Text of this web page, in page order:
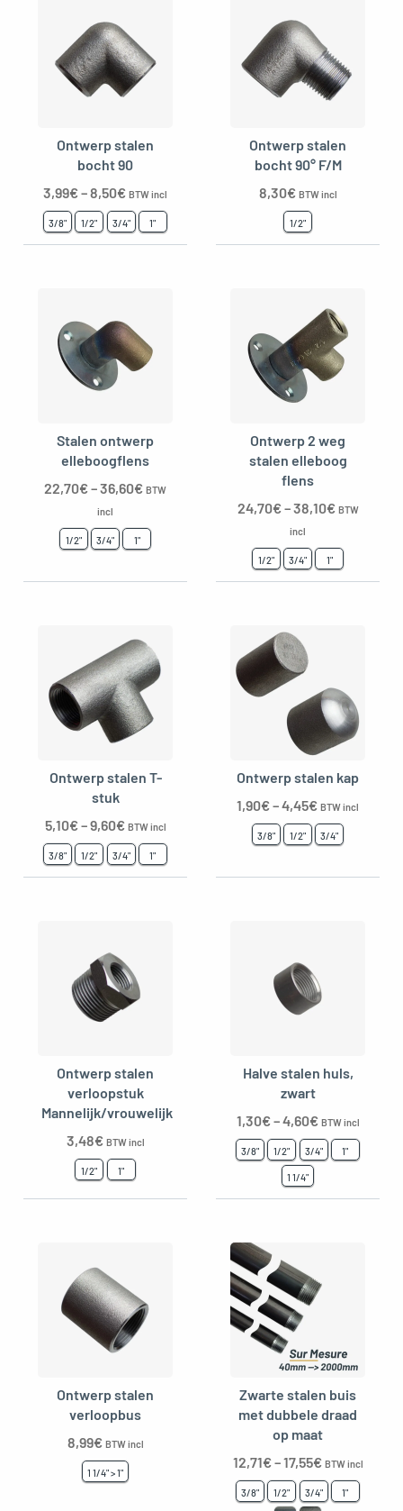
Ontwerp stalen
bocht 90
3,99€–8,50€ BTW incl
3/8" 1/2" 3/4" 1"
Ontwerp stalen
bocht 90° F/M
8,30€ BTW incl
1/2"
Stalen ontwerp
elleboogflens
22,70€–36,60€ BTW
incl
1/2" 3/4" 1"
Ontwerp 2 weg
stalen elleboog
flens
24,70€–38,10€ BTW
incl
1/2" 3/4" 1"
Ontwerp stalen T-
stuk
5,10€–9,60€ BTW incl
3/8" 1/2" 3/4" 1"
Ontwerp stalen kap
1,90€–4,45€ BTW incl
3/8" 1/2" 3/4"
Ontwerp stalen
verloopstuk
Mannelijk/vrouwelijk
3,48€ BTW incl
1/2" 1"
Halve stalen huls,
zwart
1,30€–4,60€ BTW incl
3/8" 1/2" 3/4" 1"
1 1/4"
Ontwerp stalen
verloopbus
8,99€ BTW incl
1 1/4" > 1"
Zwarte stalen buis
met dubbele draad
op maat
12,71€–17,55€ BTW incl
3/8" 1/2" 3/4" 1"